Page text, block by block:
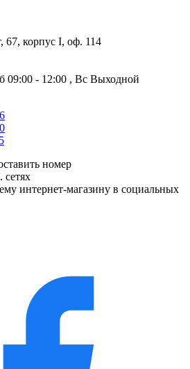
67, корпус I, оф. 114
09:00 - 12:00 , Вс Выходной
номер
сетях
интернет-магазину в социальных